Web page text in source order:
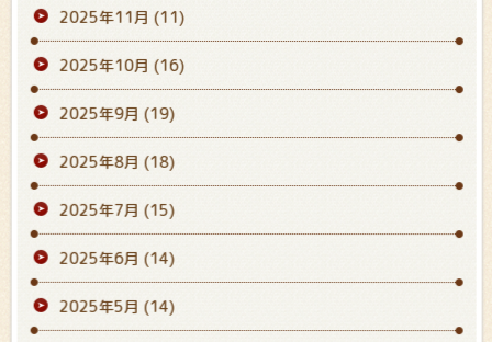
2025年11月 (11)
2025年10月 (16)
2025年9月 (19)
2025年8月 (18)
2025年7月 (15)
2025年6月 (14)
2025年5月 (14)